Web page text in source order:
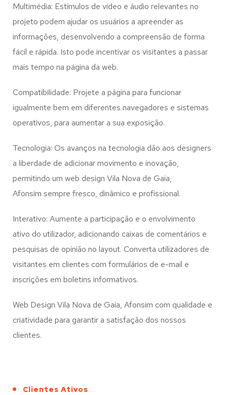
Multimédia: Estímulos de vídeo e áudio relevantes no
projeto podem ajudar os usuários a apreender as
informações, desenvolvendo a compreensão de forma
fácil e rápida. Isto pode incentivar os visitantes a passar
mais tempo na página da web.
Compatibilidade: Projete a página para funcionar
igualmente bem em diferentes navegadores e sistemas
operativos, para aumentar a sua exposição.
Tecnologia: Os avanços na tecnologia dão aos designers
a liberdade de adicionar movimento e inovação,
permitindo um web design Vila Nova de Gaia,
Afonsim sempre fresco, dinâmico e profissional.
Interativo: Aumente a participação e o envolvimento
ativo do utilizador, adicionando caixas de comentários e
pesquisas de opinião no layout. Converta utilizadores de
visitantes em clientes com formulários de e-mail e
inscrições em boletins informativos.
Web Design Vila Nova de Gaia, Afonsim com qualidade e
criatividade para garantir a satisfação dos nossos
clientes.
Clientes Ativos